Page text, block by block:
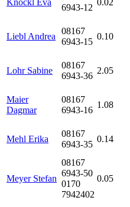
Knöckl Eva
6943-12
0.02
Liebl Andrea
08167
6943-15
0.10
Lohr Sabine
08167
6943-36
2.05
Maier
Dagmar
08167
6943-16
1.08
Mehl Erika
08167
6943-35
0.14
Meyer Stefan
08167
6943-50
0170
7942402
0.05